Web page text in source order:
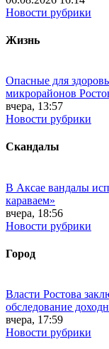
Новости рубрики
Жизнь
Опасные для
микрорайонов
вчера, 13:57
Новости рубрики
Скандалы
В Аксае вандалы
караваем»
вчера, 18:56
Новости рубрики
Город
Власти Ростова
обследование
вчера, 17:59
Новости рубрики